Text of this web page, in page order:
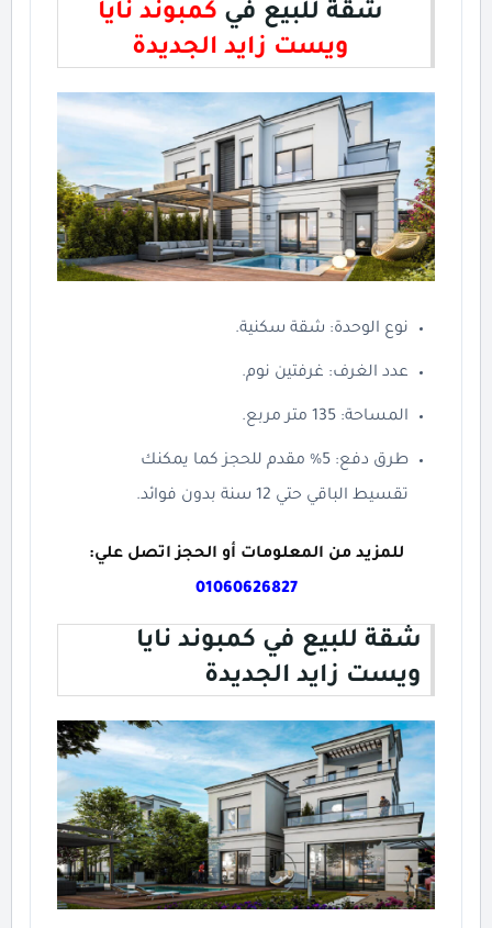
شقة للبيع في كمبوند نايا
ويست زايد الجديدة
نوع الوحدة: شقة سكنية.
عدد الغرف: غرفتين نوم.
المساحة: 135 متر مربع.
طرق دفع: 5% مقدم للحجز كما يمكنك
تقسيط الباقي حتي 12 سنة بدون فوائد.
للمزيد من المعلومات أو الحجز اتصل علي:
01060626827
شقة للبيع في كمبوند نايا
ويست زايد الجديدة